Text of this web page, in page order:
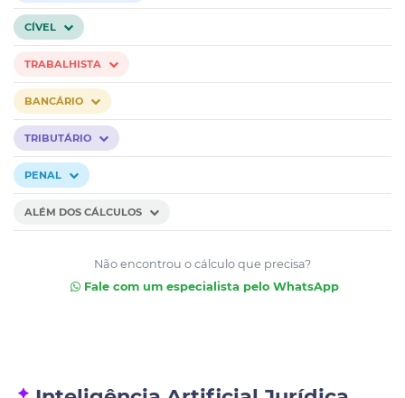
CÍVEL
TRABALHISTA
BANCÁRIO
TRIBUTÁRIO
PENAL
ALÉM DOS CÁLCULOS
Não encontrou o cálculo que precisa?
Fale com um especialista pelo WhatsApp